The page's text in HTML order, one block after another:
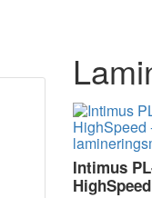
Intimus
HighSpeed